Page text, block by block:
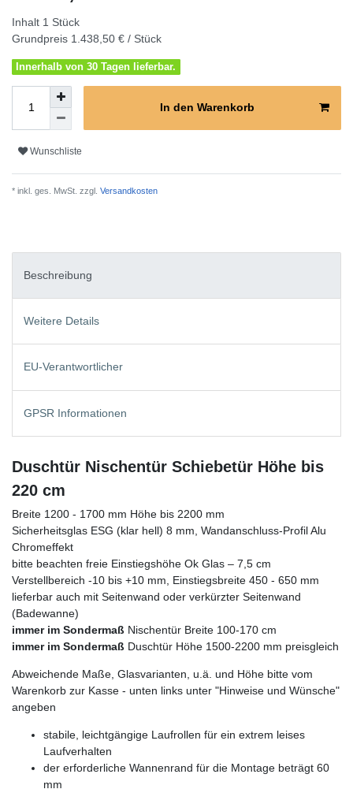
Inhalt 1 Stück
Grundpreis 1.438,50 € / Stück
Innerhalb von 30 Tagen lieferbar.
In den Warenkorb
Wunschliste
* inkl. ges. MwSt. zzgl. Versandkosten
Beschreibung
Weitere Details
EU-Verantwortlicher
GPSR Informationen
Duschtür Nischentür Schiebetür Höhe bis
220 cm
Breite 1200 - 1700 mm Höhe bis 2200 mm
Sicherheitsglas ESG (klar hell) 8 mm, Wandanschluss-Profil Alu
Chromeffekt
bitte beachten freie Einstiegshöhe Ok Glas – 7,5 cm
Verstellbereich -10 bis +10 mm, Einstiegsbreite 450 - 650 mm
lieferbar auch mit Seitenwand oder verkürzter Seitenwand
(Badewanne)
immer im Sondermaß Nischentür Breite 100-170 cm
immer im Sondermaß Duschtür Höhe 1500-2200 mm preisgleich
Abweichende Maße, Glasvarianten, u.ä. und Höhe bitte vom
Warenkorb zur Kasse - unten links unter "Hinweise und Wünsche"
angeben
stabile, leichtgängige Laufrollen für ein extrem leises
Laufverhalten
der erforderliche Wannenrand für die Montage beträgt 60
mm